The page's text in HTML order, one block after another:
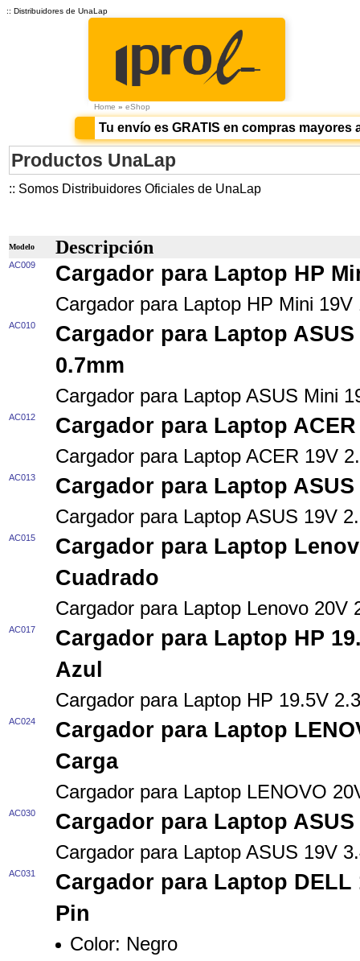
:: Distribuidores de UnaLap
Home » eShop
Tu envío es GRATIS en compras mayores
Productos UnaLap
:: Somos Distribuidores Oficiales de UnaLap
Modelo Descripción
AC009 Cargador para Laptop HP
Cargador para Laptop HP Mini
AC010
Cargador para Laptop
0.7mm
Cargador para Laptop ASUS Mini
AC012 Cargador para Laptop
Cargador para Laptop ACER 19V
AC013 Cargador para Laptop ASUS
Cargador para Laptop ASUS 19V
AC015
Cargador para Laptop
Cuadrado
Cargador para Laptop Lenovo 20V
AC017
Cargador para Laptop HP
Azul
Cargador para Laptop HP 19.5V
AC024
Cargador para Laptop
Carga
Cargador para Laptop LENOVO
AC030 Cargador para Laptop ASUS
Cargador para Laptop ASUS 19V
AC031
Cargador para Laptop DELL
Pin
Color: Negro